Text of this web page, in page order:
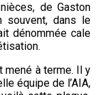
de Gaston
souvent, dans le
dénommée cale
mené à terme. Il y
équipe de l’AIA,